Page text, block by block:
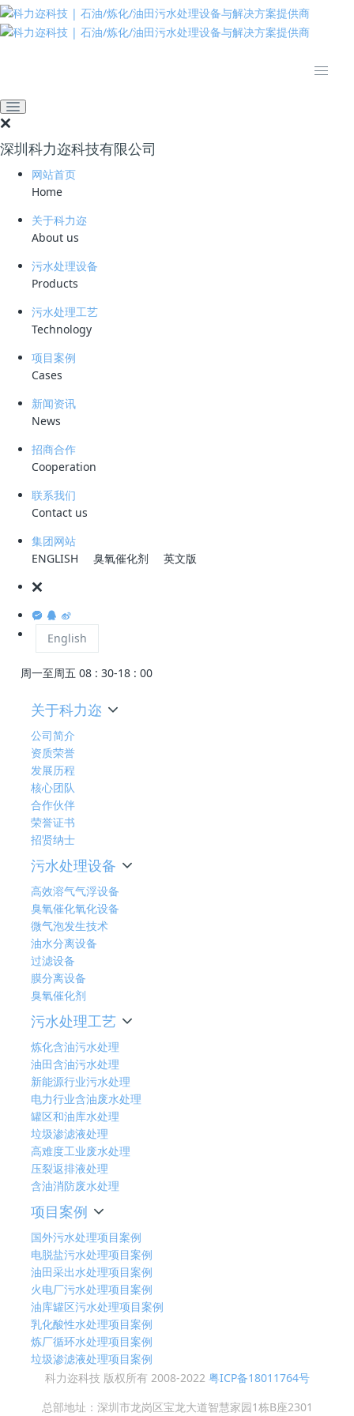
深圳科力迩科技有限公司
网站首页
Home
关于科力迩
About us
污水处理设备
Products
污水处理工艺
Technology
项目案例
Cases
新闻资讯
News
招商合作
Cooperation
联系我们
Contact us
集团网站
ENGLISH
臭氧催化剂 英文版
English
推动绿色发展 建设美丽中国
过滤设备
膜分离设备
臭氧催化剂
推荐 热门
纤维球 过滤器 改
性纤维 亲水疏油
公众号
微信咨询
服务热线
深圳市龙岗区宝龙大道智慧家园1栋B座2301
工作时间
周一至周五 08 : 30-18 : 00
关于科力迩
公司简介
资质荣誉
发展历程
核心团队
合作伙伴
荣誉证书
招贤纳士
污水处理设备
高效溶气气浮设备
臭氧催化氧化设备
微气泡发生技术
油水分离设备
过滤设备
膜分离设备
臭氧催化剂
污水处理工艺
炼化含油污水处理
油田含油污水处理
新能源行业污水处理
电力行业含油废水处理
罐区和油库水处理
垃圾渗滤液处理
高难度工业废水处理
压裂返排液处理
含油消防废水处理
项目案例
国外污水处理项目案例
电脱盐污水处理项目案例
油田采出水处理项目案例
火电厂污水处理项目案例
油库罐区污水处理项目案例
乳化酸性水处理项目案例
炼厂循环水处理项目案例
垃圾渗滤液处理项目案例
科力迩科技 版权所有 2008-2022 粤ICP备18011764号
总部地址：深圳市龙岗区宝龙大道智慧家园1栋B座2301